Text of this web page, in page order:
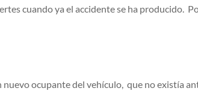
cuando ya el accidente se ha producido.
ocupante del vehículo, que no existía